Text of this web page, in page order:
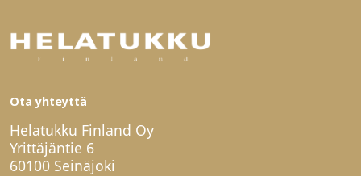
Ota yhteyttä
Helatukku Finland Oy
Yrittäjäntie 6
60100 Seinäjoki